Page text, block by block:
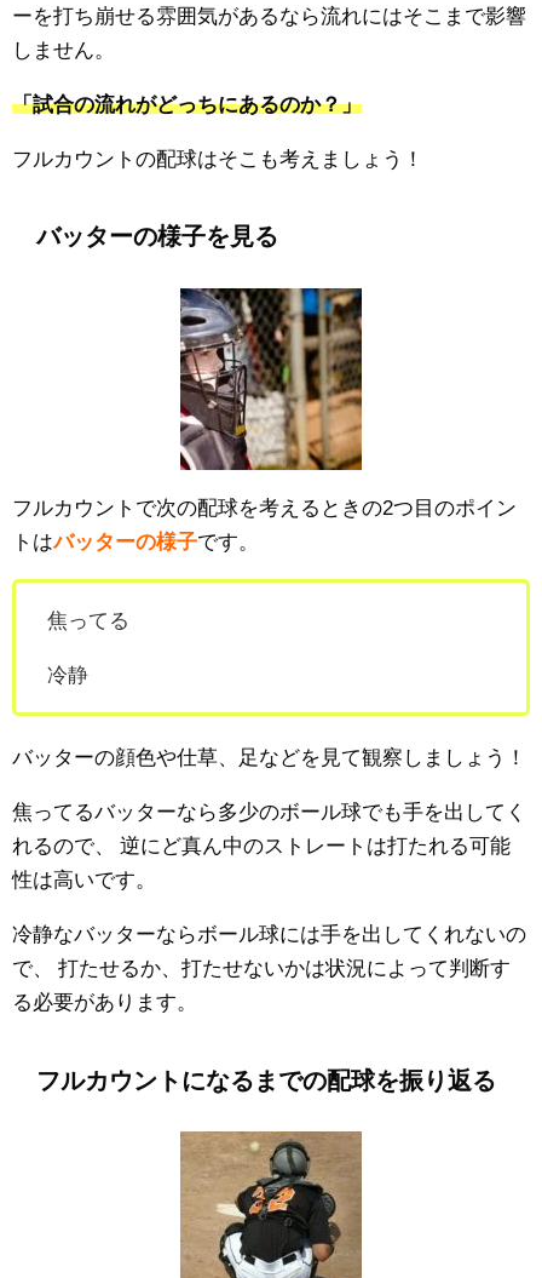
ーを打ち崩せる雰囲気があるなら流れにはそこまで影響
しません。
「試合の流れがどっちにあるのか？」
フルカウントの配球はそこも考えましょう！
バッターの様子を見る
フルカウントで次の配球を考えるときの2つ目のポイン
トはバッターの様子です。
焦ってる
冷静
バッターの顔色や仕草、足などを見て観察しましょう！
焦ってるバッターなら多少のボール球でも手を出してく
れるので、
逆にど真ん中のストレートは打たれる可能
性は高いです。
冷静なバッターならボール球には手を出してくれないの
で、
打たせるか、打たせないかは状況によって判断す
る必要があります。
フルカウントになるまでの配球を振り返る